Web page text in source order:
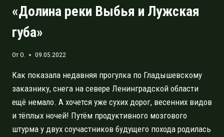
«Долина реки Выбья и Лужская
губа»
ОтO. 09.05.2022
Как показала недавняя прогулка по Гладышевскому
заказнику, снега на севере Ленинградской области
ещё немало. А хочется уже сухих дорог, весенних видов
и тёплых ночей! Путём продуктивного мозгового
штурма у двух соучастников будущего похода родилась